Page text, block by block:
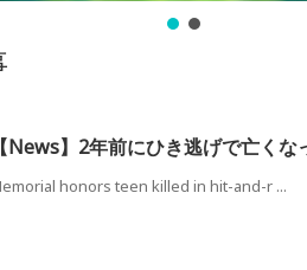
【News】2年前にひき逃げで亡く
honors teen killed in hit-and-r ...